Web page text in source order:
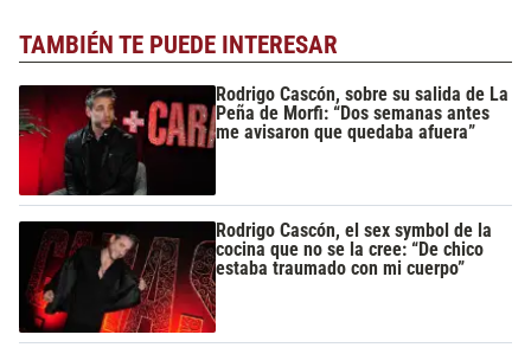
TAMBIÉN TE PUEDE INTERESAR
Rodrigo Cascón, sobre su salida de La
Peña de Morfi: “Dos semanas antes
me avisaron que quedaba afuera”
Rodrigo Cascón, el sex symbol de la
cocina que no se la cree: “De chico
estaba traumado con mi cuerpo”